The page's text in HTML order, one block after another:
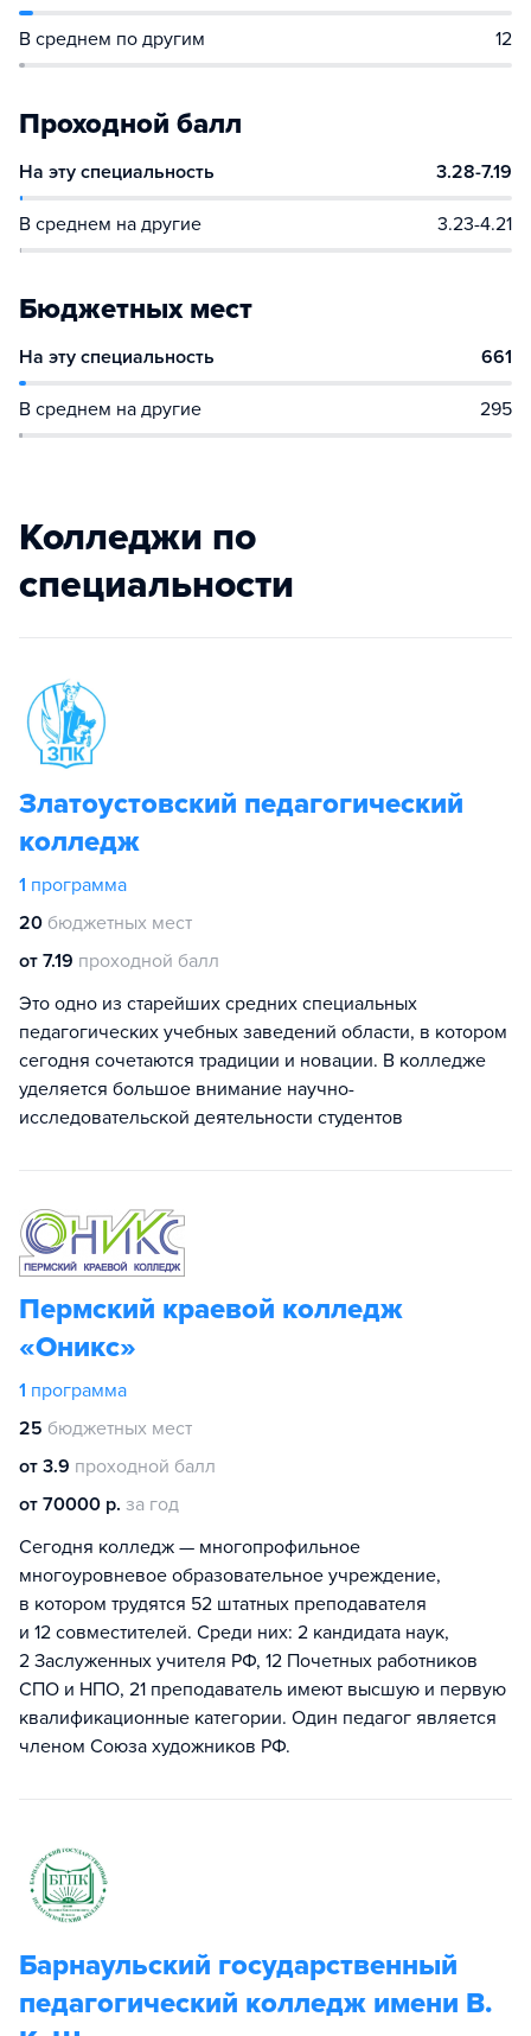
В среднем по другим 12
Проходной балл
На эту специальность 3.28-7.19
В среднем на другие 3.23-4.21
Бюджетных мест
На эту специальность 661
В среднем на другие 295
Колледжи по
специальности
Златоустовский педагогический
колледж
1 программа
20 бюджетных мест
от 7.19 проходной балл
Это одно из старейших средних специальных
педагогических учебных заведений области, в котором
сегодня сочетаются традиции и новации. В колледже
уделяется большое внимание научно-
исследовательской деятельности студентов
Пермский краевой колледж
«Оникс»
1 программа
25 бюджетных мест
от 3.9 проходной балл
от 70000 р. за год
Сегодня колледж — многопрофильное
многоуровневое образовательное учреждение,
в котором трудятся 52 штатных преподавателя
и 12 совместителей. Среди них: 2 кандидата наук,
2 Заслуженных учителя РФ, 12 Почетных работников
СПО и НПО, 21 преподаватель имеют высшую и первую
квалификационные категории. Один педагог является
членом Союза художников РФ.
Барнаульский государственный
педагогический колледж имени В.